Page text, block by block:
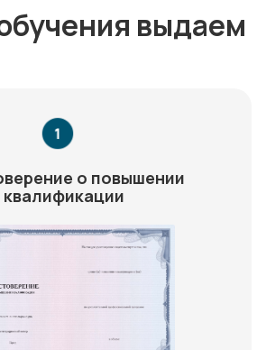
выдаем
о повышении
квалификации